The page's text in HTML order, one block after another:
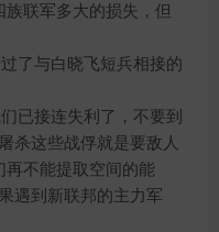
联军多大的损失，但
了与白晓飞短兵相接的
接连失利了，不要到
杀这些战俘就是要敌人
再不能提取空间的能
遇到新联邦的主力军